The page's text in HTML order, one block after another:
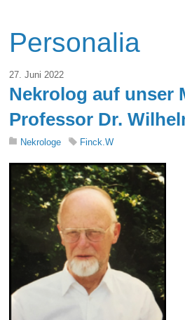
Personalia
27. Juni 2022
Nekrolog auf unser
Professor Dr.
Nekrologe Finck.W